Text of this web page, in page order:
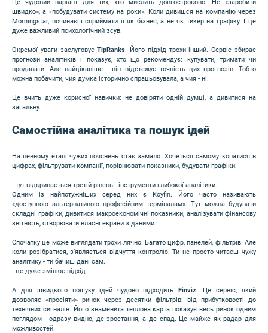
Це чудовий варіант для тих, хто мислить довгостроково. Не «заробити
швидко», а «побудувати систему на роки». Коли дивишся на компанію через
Morningstar, починаєш сприймати її як бізнес, а не як тикер на графіку. І це
дуже важливий психологічний зсув.
Окремої уваги заслуговуєTipRanks. Його підхід трохи інший. Сервіс збирає
прогнози аналітиків і показує, хто що рекомендує: купувати, тримати чи
продавати. Але найцікавіше - він відстежує точність цих прогнозів. Тобто
можна побачити, чия думка історично спрацьовувала, а чия - ні.
Це вчить дуже корисної навички: не довіряти одній думці, а дивитися на
загальну.
Самостійна аналітика та пошук ідей
На певному етапі чужих пояснень стає замало. Хочеться самому копатися в
цифрах, фільтрувати компанії, порівнювати показники, будувати графіки.
І тут відкривається третій рівень - інструменти глибокої аналітики.
Одним із найпотужніших серед них є Koyfin. Його часто називають
«доступною альтернативою професійним терміналам». Тут можна будувати
складні графіки, дивитися макроекономічні показники, аналізувати фінансову
звітність, створювати власні екрани з даними.
Спочатку це може виглядати трохи лячно. Багато цифр, панелей, фільтрів. Але
коли розібратися, з’являється відчуття контролю. Ти не просто читаєш чужу
аналітику - ти бачиш дані сам.
І це дуже змінює підхід.
А для швидкого пошуку ідей чудово підходить Finviz. Це сервіс, який
дозволяє «просіяти» ринок через десятки фільтрів: від прибутковості до
технічних сигналів. Його знаменита теплова карта показує весь ринок одним
поглядом - одразу видно, де зростання, а де спад. Це майже як радар для
можливостей.